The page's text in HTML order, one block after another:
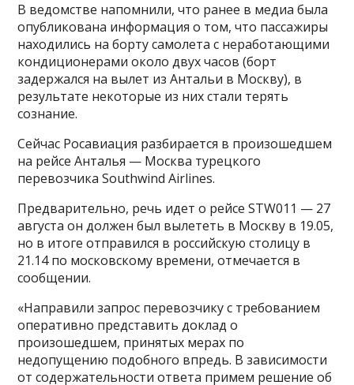
В ведомстве напомнили, что ранее в медиа была
опубликована информация о том, что пассажиры
находились на борту самолета с неработающими
кондиционерами около двух часов (борт
задержался на вылет из Антальи в Москву), в
результате некоторые из них стали терять
сознание.
Сейчас Росавиация разбирается в произошедшем
на рейсе Анталья — Москва турецкого
перевозчика Southwind Airlines.
Предварительно, речь идет о рейсе STW011 — 27
августа он должен был вылететь в Москву в 19.05,
но в итоге отправился в российскую столицу в
21.14 по московскому времени, отмечается в
сообщении.
«Направили запрос перевозчику с требованием
оперативно представить доклад о
произошедшем, принятых мерах по
недопущению подобного впредь. В зависимости
от содержательности ответа примем решение об